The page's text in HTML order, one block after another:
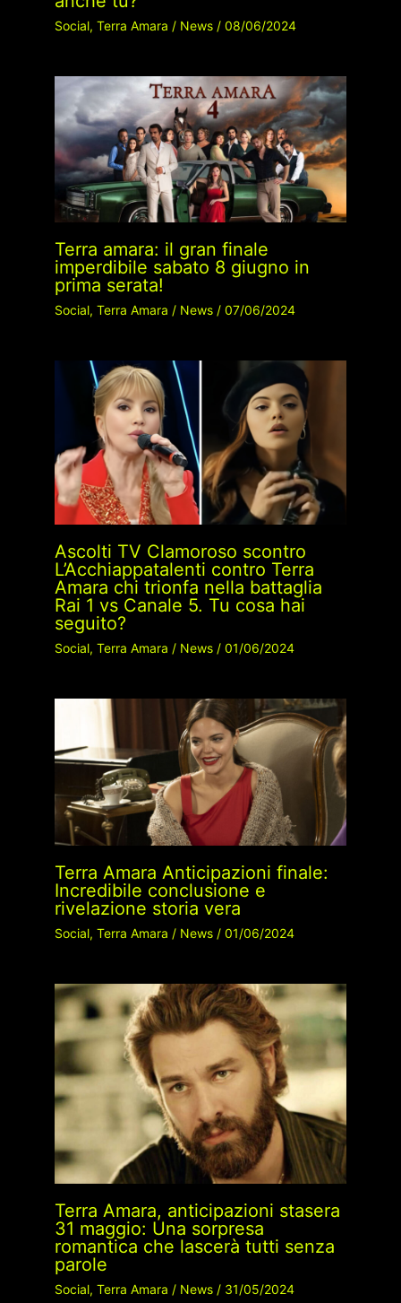
Social, Terra Amara / News/ 08/06/2024
Terra amara: il gran finale
imperdibile sabato 8 giugno in
prima serata!
Social, Terra Amara / News/ 07/06/2024
Ascolti TV Clamoroso scontro
L’Acchiappatalenti contro Terra
Amara chi trionfa nella battaglia
Rai 1 vs Canale 5. Tu cosa hai
seguito?
Social, Terra Amara / News/ 01/06/2024
Terra Amara Anticipazioni finale:
Incredibile conclusione e
rivelazione storia vera
Social, Terra Amara / News/ 01/06/2024
Terra Amara, anticipazioni stasera
31 maggio: Una sorpresa
romantica che lascerà tutti senza
parole
Social, Terra Amara / News/ 31/05/2024